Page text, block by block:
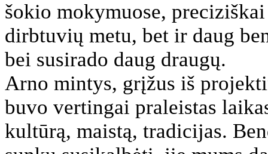
šokio mokymuose,
dirbtuvių metu, bet ir daug
bei susirado daug draugų.
Arno mintys, grįžus iš
buvo vertingai praleistas
kultūrą, maistą, tradicijas.